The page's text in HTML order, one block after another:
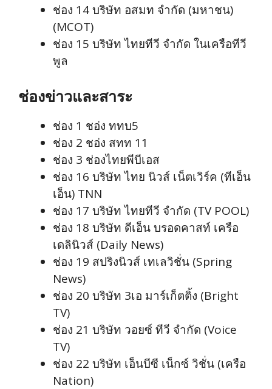
ช่อง 14 บริษัท อสมท จำกัด (มหาชน)
(MCOT)
ช่อง 15 บริษัท ไทยทีวี จำกัด ในเครือทีวี
พูล
ช่องข่าวและสาระ
ช่อง 1 ชอ่ง ททบ5
ช่อง 2 ชอ่ง สทท 11
ช่อง 3 ช่องไทยพีบีเอส
ช่อง 16 บริษัท ไทย นิวส์ เน็ตเวิร์ค (ทีเอ็น
เอ็น) TNN
ช่อง 17 บริษัท ไทยทีวี จำกัด (TV POOL)
ช่อง 18 บริษัท ดีเอ็น บรอดคาสท์ เครือ
เดลินิวส์ (Daily News)
ช่อง 19 สปริงนิวส์ เทเลวิชั่น (Spring
News)
ช่อง 20 บริษัท 3เอ มาร์เก็ตติ้ง (Bright
TV)
ช่อง 21 บริษัท วอยซ์ ทีวี จำกัด (Voice
TV)
ช่อง 22 บริษัท เอ็นบีซี เน็กซ์ วิชั่น (เครือ
Nation)